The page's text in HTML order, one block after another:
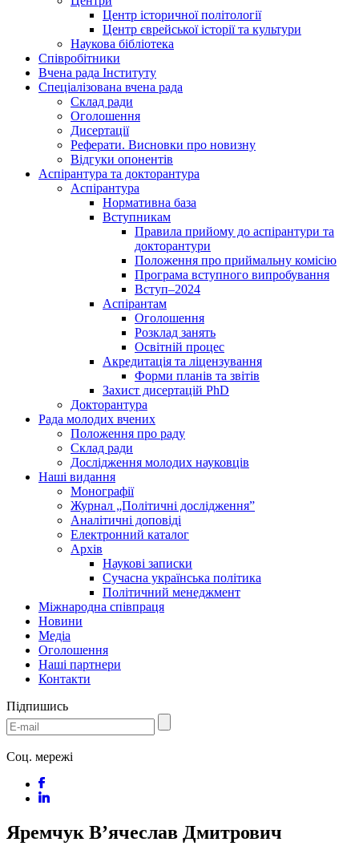
Центр історичної політології
Центр єврейської історії та культури
Наукова бібліотека
Співробітники
Вчена рада Інституту
Спеціалізована вчена рада
Склад ради
Оголошення
Дисертації
Реферати. Висновки про новизну
Відгуки опонентів
Аспірантура та докторантура
Аспірантура
Нормативна база
Вступникам
Правила прийому до аспірантури та
докторантури
Положення про приймальну комісію
Програма вступного випробування
Вступ–2024
Аспірантам
Оголошення
Розклад занять
Освітній процес
Акредитація та ліцензування
Форми планів та звітів
Захист дисертацій PhD
Докторантура
Рада молодих вчених
Положення про раду
Склад ради
Дослідження молодих науковців
Наші видання
Монографії
Журнал „Політичні дослідження”
Аналітичні доповіді
Електронний каталог
Архів
Наукові записки
Сучасна українська політика
Політичний менеджмент
Міжнародна співпраця
Новини
Медіa
Оголошення
Наші партнери
Контакти
Підпишись
Соц. мережі
Яремчук В’ячеслав Дмитрович